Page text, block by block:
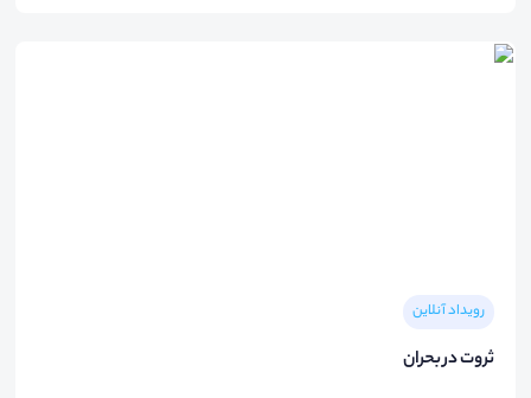
رویداد آنلاین
ثروت در بحران